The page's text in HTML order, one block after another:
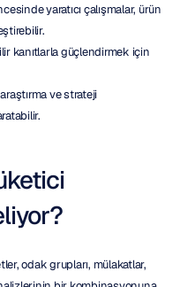
yaratıcı çalışmalar, ürün
kanıtlarla güçlendirmek için
ve strateji
odak grupları, mülakatlar,